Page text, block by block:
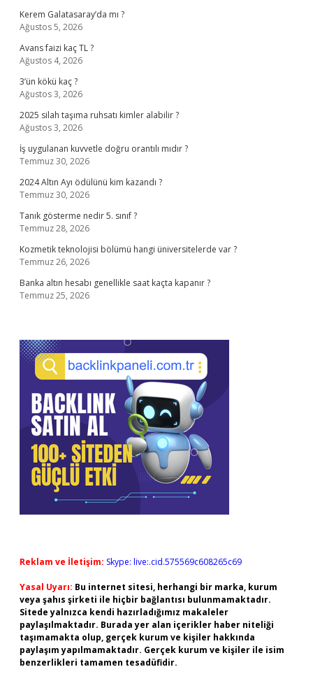
Kerem Galatasaray’da mı ?
Ağustos 5, 2026
Avans faizi kaç TL ?
Ağustos 4, 2026
3’ün kökü kaç ?
Ağustos 3, 2026
2025 silah taşıma ruhsatı kimler alabilir ?
Ağustos 3, 2026
İş uygulanan kuvvetle doğru orantılı mıdır ?
Temmuz 30, 2026
2024 Altın Ayı ödülünü kim kazandı ?
Temmuz 30, 2026
Tanık gösterme nedir 5. sınıf ?
Temmuz 28, 2026
Kozmetik teknolojisi bölümü hangi üniversitelerde var ?
Temmuz 26, 2026
Banka altın hesabı genellikle saat kaçta kapanır ?
Temmuz 25, 2026
Reklam ve İletişim: Skype: live:.cid.575569c608265c69
Yasal Uyarı: Bu internet sitesi, herhangi bir marka, kurum
veya şahıs şirketi ile hiçbir bağlantısı bulunmamaktadır.
Sitede yalnızca kendi hazırladığımız makaleler
paylaşılmaktadır. Burada yer alan içerikler haber niteliği
taşımamakta olup, gerçek kurum ve kişiler hakkında
paylaşım yapılmamaktadır. Gerçek kurum ve kişiler ile isim
benzerlikleri tamamen tesadüfidir.